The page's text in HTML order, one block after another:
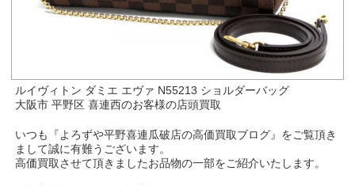
ルイヴィトン ダミエ エヴァ N55213 ショルダーバッグ
大阪市 平野区 喜連西のお客様の店頭買取
いつも『よろずや平野喜連瓜破店の高価買取ブログ』をご覧頂き
まして誠に有難うございます。
高価買取させて頂きましたお品物の一部をご紹介いたします。